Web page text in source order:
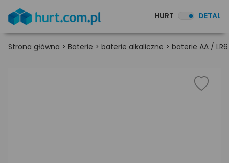
HURT DETAL
Strona główna > Baterie > baterie alkaliczne > baterie AA / LR6